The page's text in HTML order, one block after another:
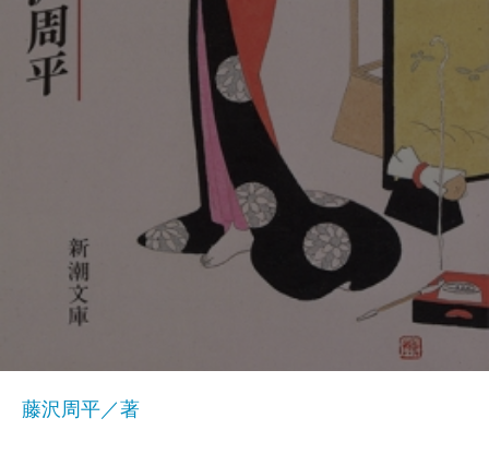
藤沢周平／著